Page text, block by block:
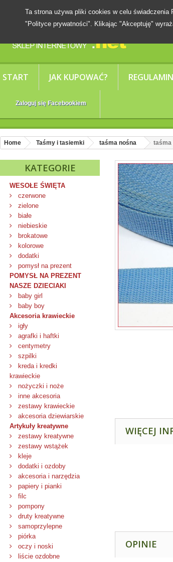
START JAK KUPOWAĆ? REGULAMIN
Zaloguj się Facebookiem
Ta strona używa pliki cookies w celu
"Polityce prywatności". Klikając "Akceptuję"
Home Taśmy i tasiemki taśma nośna taśma
KATEGORIE
WESOŁE ŚWIĘTA
czerwone
zielone
białe
niebieskie
brokatowe
kolorowe
dodatki
pomysł na prezent
POMYSŁ NA PREZENT
NASZE DZIECIAKI
baby girl
baby boy
Akcesoria krawieckie
igły
agrafki i haftki
centymetry
szpilki
kreda i kredki
krawieckie
nożyczki i noże
inne akcesoria
zestawy krawieckie
akcesoria dziewiarskie
Artykuły kreatywne
zestawy kreatywne
zestawy wstążek
kleje
dodatki i ozdoby
akcesoria i narzędzia
papiery i pianki
filc
pompony
druty kreatywne
samoprzylepne
piórka
oczy i noski
liście ozdobne
WIĘCEJ
OPINIE